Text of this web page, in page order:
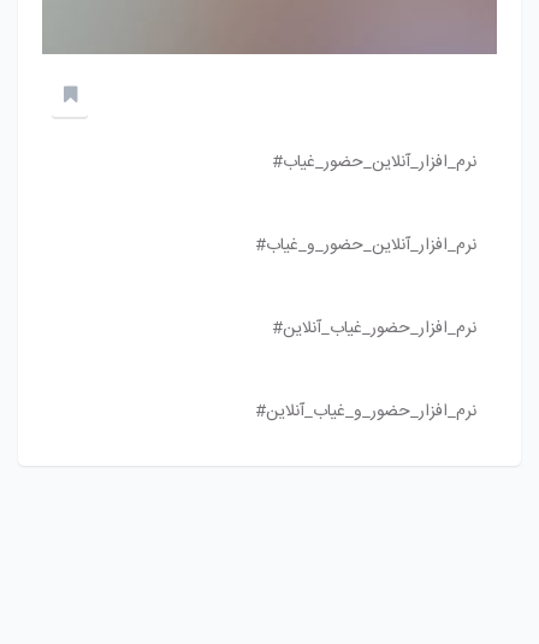
نرم_افزار_آنلاین_حضور_غیاب#
نرم_افزار_آنلاین_حضور_و_غیاب#
نرم_افزار_حضور_غیاب_آنلاین#
نرم_افزار_حضور_و_غیاب_آنلاین#